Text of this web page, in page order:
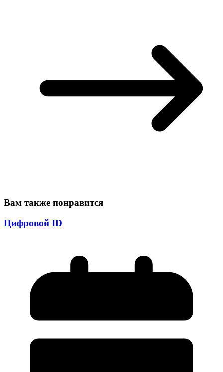
Вам также понравится
Цифровой ID